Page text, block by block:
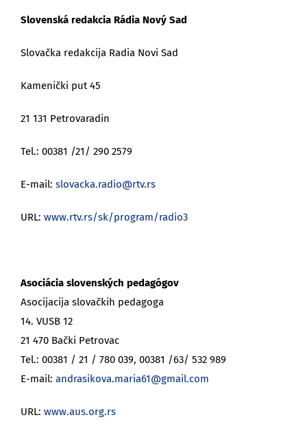
Slovenská redakcia Rádia Nový Sad
Slovačka redakcija Radia Novi Sad
Kamenički put 45
21 131 Petrovaradin
Tel.: 00381 /21/ 290 2579
E-mail: slovacka.radio@rtv.rs
URL: www.rtv.rs/sk/program/radio3
Asociácia slovenských pedagógov
Asocijacija slovačkih pedagoga
14. VUSB 12
21 470 Bački Petrovac
Tel.: 00381 / 21 / 780 039, 00381 /63/ 532 989
E-mail: andrasikova.maria61@gmail.com
URL: www.aus.org.rs